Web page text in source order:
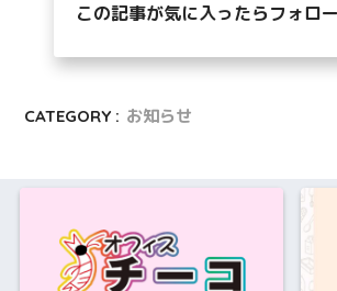
この記事が気に入ったらフォロ
CATEGORY : お知らせ